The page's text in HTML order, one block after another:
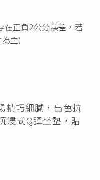
在正負2公分誤差，若
主)
精巧細膩，出色抗
浸式Q彈坐墊，貼